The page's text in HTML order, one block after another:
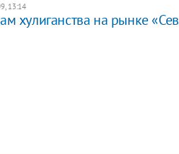
13:14
хулиганства на рынке